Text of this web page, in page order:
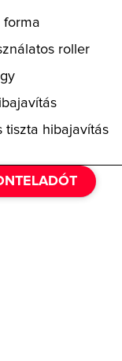
forma
roller
tiszta hibajavítás